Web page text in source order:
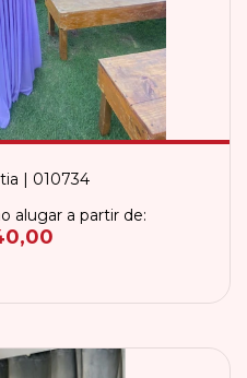
| 010734
alugar a partir de: